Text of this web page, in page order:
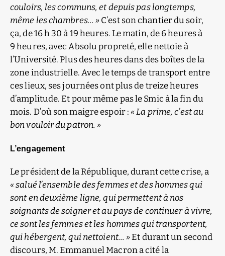
couloirs, les communs, et depuis pas longtemps,
même les chambres… »C’est son chantier du soir,
ça, de 16 h 30 à 19 heures. Le matin, de 6 heures à
9 heures, avec Absolu propreté, elle nettoie à
l’Université. Plus des heures dans des boîtes de la
zone industrielle. Avec le temps de transport entre
ces lieux, ses journées ont plus de treize heures
d’amplitude. Et pour même pas le Smic à la fin du
mois. D’où son maigre espoir :« La prime, c’est au
bon vouloir du patron. »
L’engagement
Le président de la République, durant cette crise, a
« salué l’ensemble des femmes et des hommes qui
sont en deuxième ligne, qui permettent à nos
soignants de soigner et au pays de continuer à vivre,
ce sont les femmes et les hommes qui transportent,
qui hébergent, qui nettoient… »Et durant un second
discours, M. Emmanuel Macron a cité la